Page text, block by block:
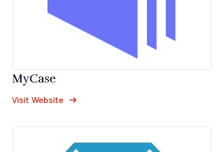
MyCase
Visit Website Opens New Window